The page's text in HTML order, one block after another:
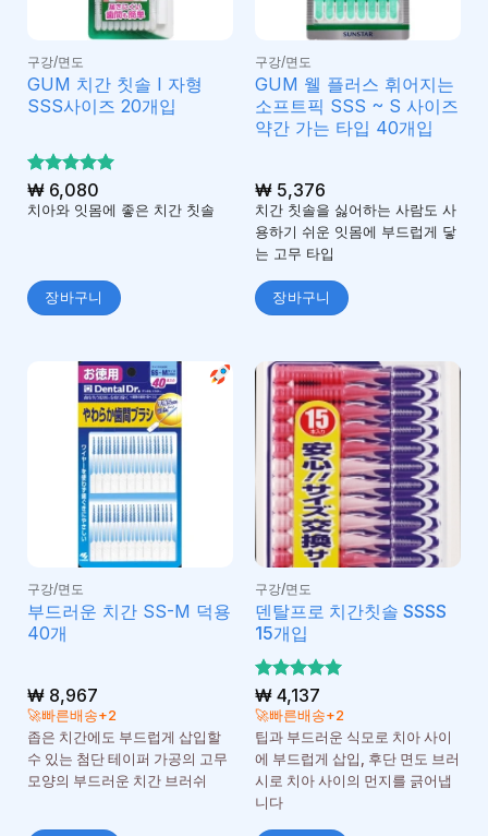
구강/면도
GUM 치간 칫솔 I 자형
SSS사이즈 20개입
5 중에서
5로 평가
₩6,080
치아와 잇몸에 좋은 치간 칫솔
장바구니
구강/면도
GUM 웰 플러스 휘어지는
소프트픽 SSS ~ S 사이즈
약간 가는 타입 40개입
₩5,376
치간 칫솔을 싫어하는 사람도 사
용하기 쉬운 잇몸에 부드럽게 닿
는 고무 타입
장바구니
구강/면도
부드러운 치간 SS-M 덕용
40개
₩8,967
🚀빠른배송+2
좁은 치간에도 부드럽게 삽입할
수 있는 첨단 테이퍼 가공의 고무
모양의 부드러운 치간 브러쉬
구강/면도
덴탈프로 치간칫솔 SSSS
15개입
5 중에서
5로 평가
됨
₩4,137
🚀빠른배송+2
팁과 부드러운 식모로 치아 사이
에 부드럽게 삽입, 후단 면도 브러
시로 치아 사이의 먼지를 긁어냅
니다